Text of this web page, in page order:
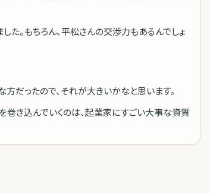
た。もちろん、平松さんの交渉力もあるんでしょ
だったので、それが大きいかなと思います。
巻き込んでいくのは、起業家にすごい大事な資質